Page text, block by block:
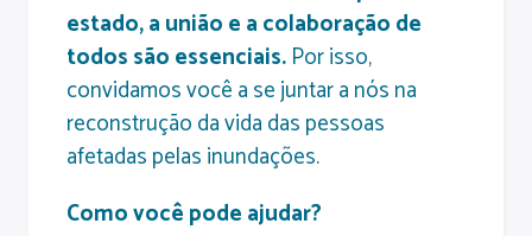
estado, a união e a colaboração de
todos são essenciais.Por isso,
convidamos você a se juntar a nós na
reconstrução da vida das pessoas
afetadas pelas inundações.
Como você pode ajudar?